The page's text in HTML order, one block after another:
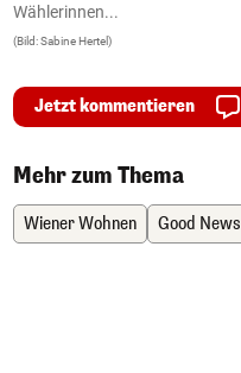
Wählerinnen...
(Bild: Sabine Hertel)
Jetzt kommentieren
Mehr zum Thema
Wiener Wohnen Good News